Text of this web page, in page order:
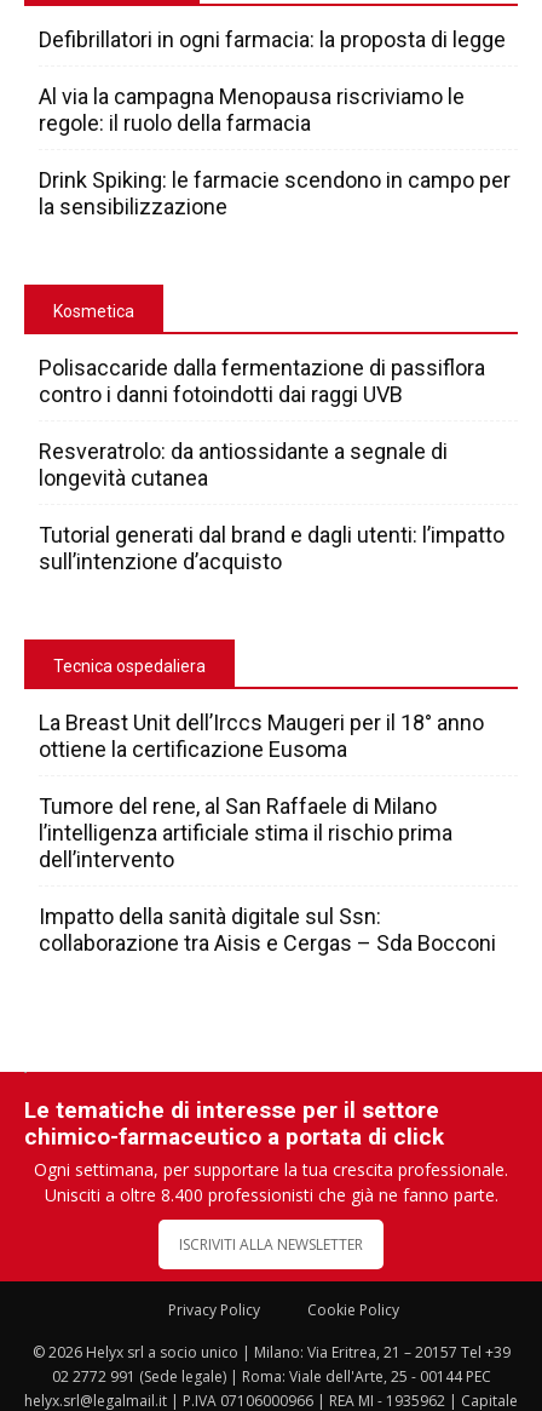
Defibrillatori in ogni farmacia: la proposta di legge
Al via la campagna Menopausa riscriviamo le
regole: il ruolo della farmacia
Drink Spiking: le farmacie scendono in campo per
la sensibilizzazione
Kosmetica
Polisaccaride dalla fermentazione di passiflora
contro i danni fotoindotti dai raggi UVB
Resveratrolo: da antiossidante a segnale di
longevità cutanea
Tutorial generati dal brand e dagli utenti: l’impatto
sull’intenzione d’acquisto
Tecnica ospedaliera
La Breast Unit dell’Irccs Maugeri per il 18° anno
ottiene la certificazione Eusoma
Tumore del rene, al San Raffaele di Milano
l’intelligenza artificiale stima il rischio prima
dell’intervento
Impatto della sanità digitale sul Ssn:
collaborazione tra Aisis e Cergas – Sda Bocconi
Le tematiche di interesse per il settore
chimico-farmaceutico a portata di click
Ogni settimana, per supportare la tua crescita professionale.
Unisciti a oltre 8.400 professionisti che già ne fanno parte.
ISCRIVITI ALLA NEWSLETTER
Privacy Policy Cookie Policy
© 2026 Helyx srl a socio unico | Milano: Via Eritrea, 21 – 20157 Tel +39
02 2772 991 (Sede legale) | Roma: Viale dell'Arte, 25 - 00144 PEC
helyx.srl@legalmail.it | P.IVA 07106000966 | REA MI - 1935962 | Capitale